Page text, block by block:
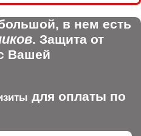
в нем есть
. Защита от
Вашей
для оплаты по